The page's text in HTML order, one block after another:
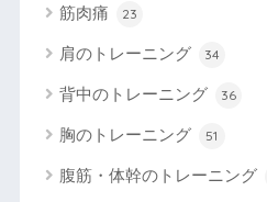
筋肉痛 23
肩のトレーニング 34
背中のトレーニング 36
胸のトレーニング 51
腹筋・体幹のトレーニング